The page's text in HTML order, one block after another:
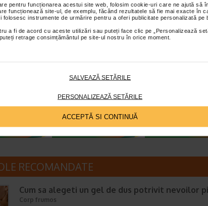
pentru funcționarea acestui site web, folosim cookie-uri care ne ajută să
funcționează site-ul, de exemplu, făcând rezultatele să fie mai exacte în
instrumente de urmărire pentru a oferi publicitate personalizată pe
a fi de acord cu aceste utilizări sau puteți face clic pe „Personalizează
retrage consimțământul pe site-ul nostru în orice moment.
SALVEAZĂ SETĂRILE
PERSONALIZEAZĂ SETĂRILE
ACCEPTĂ SI CONTINUĂ
Poate fi…
de curatare special creat pentru
pielea uscata a sugarilor…
ofera pielii hidratare,
RECOMANDATE
Cum sa alegeti un gel de dus potrivit nevoilor
Corp frumos